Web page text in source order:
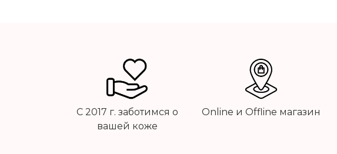
С 2017 г. заботимся о
вашей коже
Online и Offline магазин